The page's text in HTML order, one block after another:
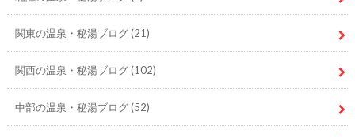
関東の温泉・秘湯ブログ(21)
関西の温泉・秘湯ブログ(102)
中部の温泉・秘湯ブログ(52)